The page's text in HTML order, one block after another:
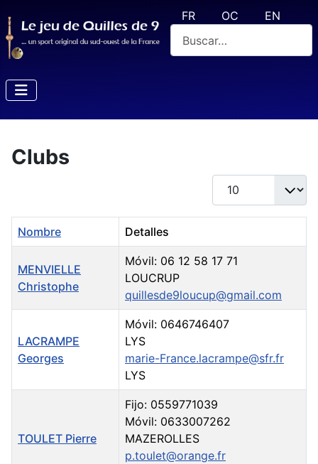
Seleccione su idioma
FR OC
EN
Clubs
Cantidad a mostrar
Nombre Detalles
MENVIELLE
Christophe
Móvil: 06 12 58 17 71
LOUCRUP
quillesde9loucup@gmail.com
LACRAMPE
Georges
Móvil: 0646746407
LYS
marie-France.lacrampe@sfr.fr
LYS
TOULET Pierre
Fijo: 0559771039
Móvil: 0633007262
MAZEROLLES
p.toulet@orange.fr